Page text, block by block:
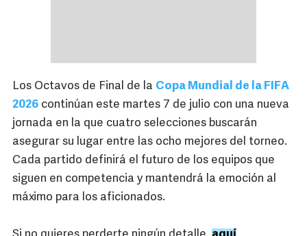
Los Octavos de Final de la Copa Mundial de la FIFA
2026 continúan este martes 7 de julio con una nueva
jornada en la que cuatro selecciones buscarán
asegurar su lugar entre las ocho mejores del torneo.
Cada partido definirá el futuro de los equipos que
siguen en competencia y mantendrá la emoción al
máximo para los aficionados.